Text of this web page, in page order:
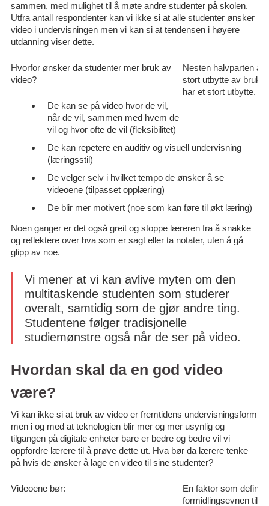
sammen, med mulighet til å møte andre studenter på skolen.
Utfra antall respondenter kan vi ikke si at alle studenter ønsker
video i undervisningen men vi kan si at tendensen i høyere
utdanning viser dette.
Nesten halvparten
stort utbytte av bruk
har et stort utbytte.
Hvorfor ønsker da studenter mer bruk av
video?
De kan se på video hvor de vil,
når de vil, sammen med hvem de
vil og hvor ofte de vil (fleksibilitet)
De kan repetere en auditiv og visuell undervisning
(læringsstil)
De velger selv i hvilket tempo de ønsker å se
videoene (tilpasset opplæring)
De blir mer motivert (noe som kan føre til økt læring)
Noen ganger er det også greit og stoppe læreren fra å snakke
og reflektere over hva som er sagt eller ta notater, uten å gå
glipp av noe.
Vi mener at vi kan avlive myten om den
multitaskende studenten som studerer
overalt, samtidig som de gjør andre ting.
Studentene følger tradisjonelle
studiemønstre også når de ser på video.
Hvordan skal da en god video
være?
Vi kan ikke si at bruk av video er fremtidens undervisningsform
men i og med at teknologien blir mer og mer usynlig og
tilgangen på digitale enheter bare er bedre og bedre vil vi
oppfordre lærere til å prøve dette ut. Hva bør da lærere tenke
på hvis de ønsker å lage en video til sine studenter?
En faktor som
formidlingsevnen til
Videoene bør: